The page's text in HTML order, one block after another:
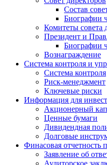
Состав
Биографии
Комитеты совета
Президент и
Биографии
Вознаграждение
Система контроля и
Система контроля
Риск-менеджмент
Ключевые риски
Информация для
Акционерный
Ценные бумаги
Дивидендная
Долговые
Финасовая
Заявление об
Аудиторское